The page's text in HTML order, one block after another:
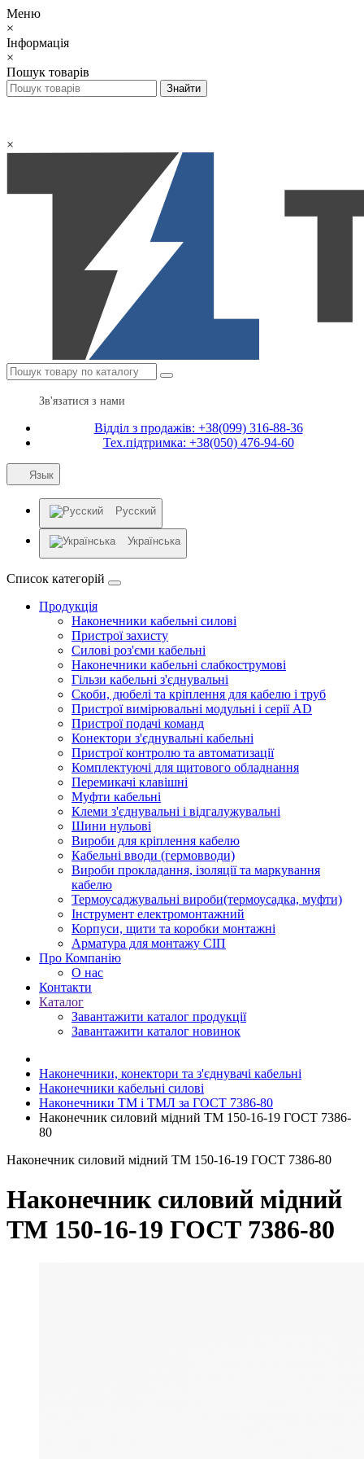
Меню
×
Інформація
×
Пошук товарів
×
Зв'язатися з нами
Відділ з продажів: +38(099) 316-88-36
Тех.підтримка: +38(050) 476-94-60
Язык
Русский
Українська
Список категорій
Продукція
Наконечники кабельні силові
Пристрої захисту
Силові роз'єми кабельні
Наконечники кабельні слабкострумові
Гільзи кабельні з'єднувальні
Скоби, дюбелі та кріплення для кабелю і труб
Пристрої вимірювальні модульні і серії AD
Пристрої подачі команд
Конектори з'єднувальні кабельні
Пристрої контролю та автоматизації
Комплектуючі для щитового обладнання
Перемикачі клавішні
Муфти кабельні
Клеми з'єднувальні і відгалужувальні
Шини нульові
Вироби для кріплення кабелю
Кабельні вводи (гермовводи)
Вироби прокладання, iзоляції та маркування
кабелю
Термоусаджувальні вироби(термоусадка, муфти)
Інструмент електромонтажний
Корпуси, щити та коробки монтажні
Арматура для монтажу СІП
Про Компанію
О нас
Контакти
Каталог
Завантажити каталог продукції
Завантажити каталог новинок
Наконечники, конектори та з'єднувачі кабельні
Наконечники кабельні силові
Наконечники ТМ і ТМЛ за ГОСТ 7386-80
Наконечник силовий мідний ТМ 150-16-19 ГОСТ 7386-
80
Наконечник силовий мідний ТМ 150-16-19 ГОСТ 7386-80
Наконечник силовий мідний
ТМ 150-16-19 ГОСТ 7386-80